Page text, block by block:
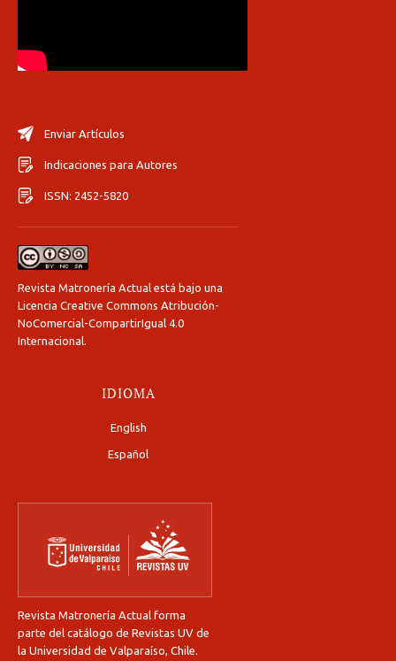
Enviar Artículos
Indicaciones para Autores
ISSN: 2452-5820
Revista Matronería Actual está bajo una
Licencia Creative Commons Atribución-
NoComercial-CompartirIgual 4.0
Internacional.
IDIOMA
English
Español
Revista Matronería Actual forma
parte del catálogo de Revistas UV de
la Universidad de Valparaíso, Chile.